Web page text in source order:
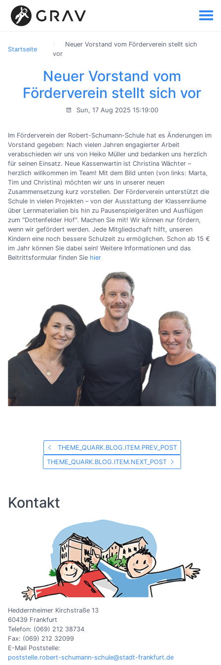
Startseite
Neuer Vorstand vom Förderverein stellt sich
vor
Neuer Vorstand vom
Förderverein stellt sich vor
Sun, 17 Aug 2025 15:19:00
Im Förderverein der Robert-Schumann-Schule hat es Änderungen im
Vorstand gegeben: Nach vielen Jahren engagierter Arbeit
verabschieden wir uns von Heiko Müller und bedanken uns herzlich
für seinen Einsatz. Neue Kassenwartin ist Christina Wächter –
herzlich willkommen im Team! Mit dem Bild unten (von links: Marta,
Tim und Christina) möchten wir uns in unserer neuen
Zusammensetzung kurz vorstellen. Der Förderverein unterstützt die
Schule in vielen Projekten – von der Ausstattung der Klassenräume
über Lernmaterialien bis hin zu Pausenspielgeräten und Ausflügen
zum "Dottenfelder Hof". Machen Sie mit! Wir können nur fördern,
wenn wir gefördert werden. Jede Mitgliedschaft hilft, unseren
Kindern eine noch bessere Schulzeit zu ermöglichen. Schon ab 15 €
im Jahr können Sie dabei sein! Weitere Informationen und das
Beitrittsformular finden Sie hier
THEME_QUARK.BLOG.ITEM.PREV_POST
THEME_QUARK.BLOG.ITEM.NEXT_POST
Kontakt
Heddernheimer Kirchstraße 13
60439 Frankfurt
Telefon: (069) 212 38734
Fax: (069) 212 32099
E-Mail Poststelle:
poststelle.robert-schumann-schule@stadt-frankfurt.de